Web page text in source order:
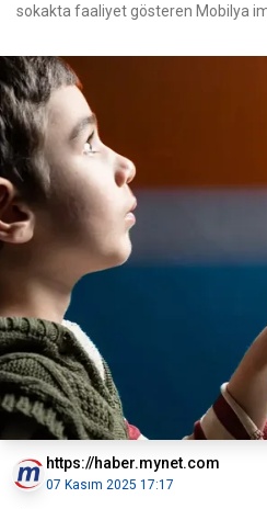
sokakta faaliyet gösteren Mobilya
https://haber.mynet.com
07 Kasım 2025 17:17